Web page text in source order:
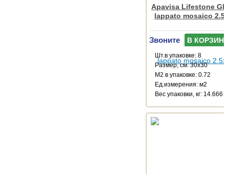
Apavisa Lifestone
lappato mosaico
Звоните В КОРЗИНУ
Шт.в упаковке: 8
Размер, см: 30x30
М2 в упаковке: 0.72
Ед.измерения: м2
Веc упаковки, кг: 14.666